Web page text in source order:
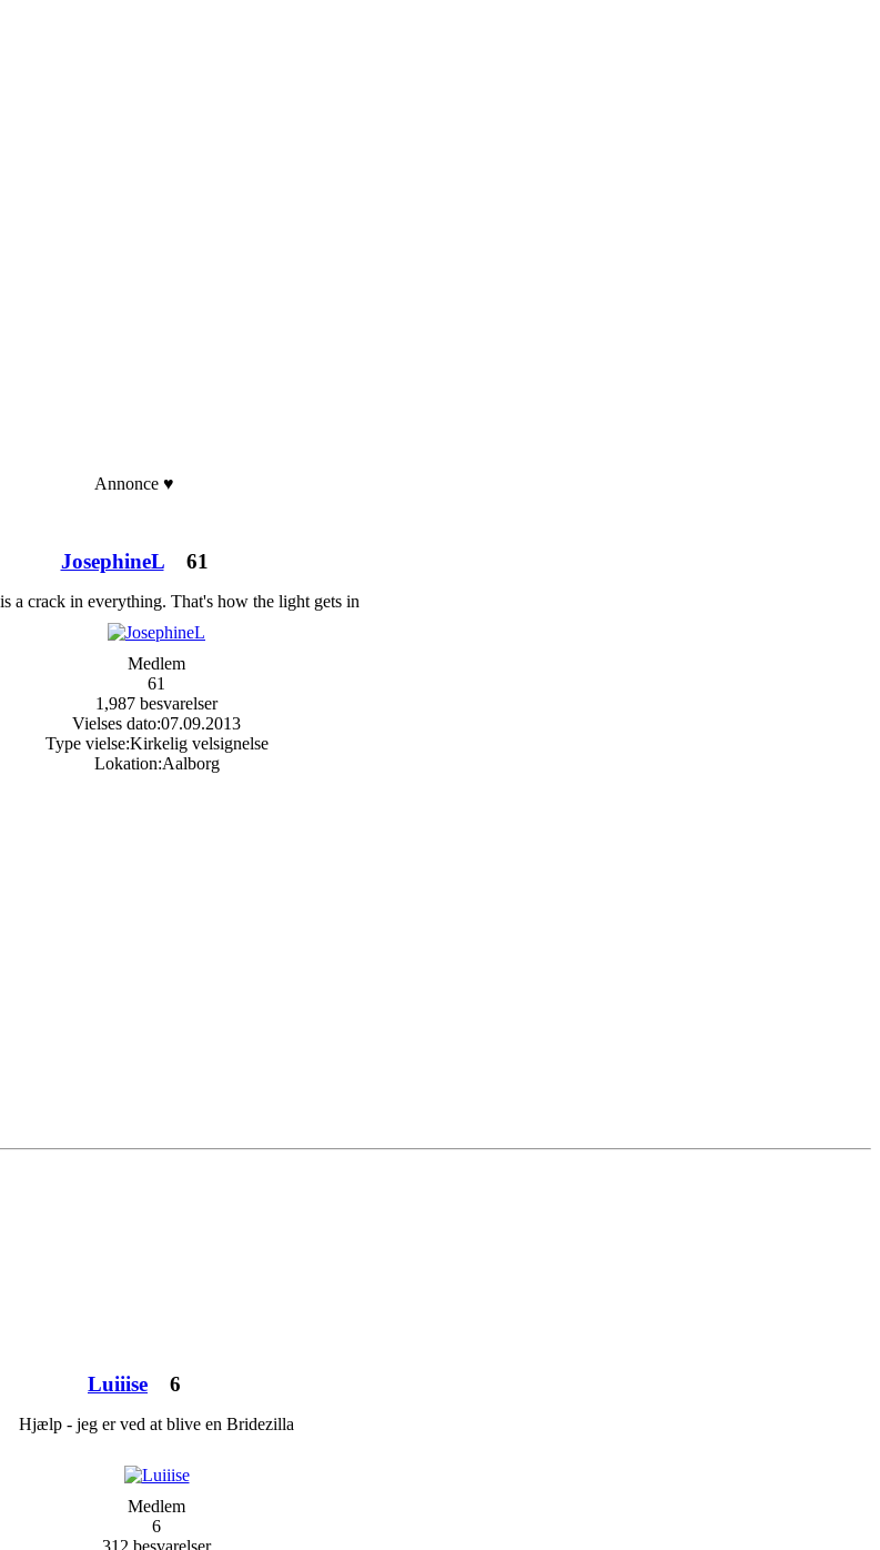
Annonce ♥
JosephineL 61
a crack in everything. That's how the light gets in
Medlem
61
1,987 besvarelser
Vielses dato:07.09.2013
Type vielse:Kirkelig velsignelse
Lokation:Aalborg
Luiiise 6
Hjælp - jeg er ved at blive en Bridezilla
Medlem
6